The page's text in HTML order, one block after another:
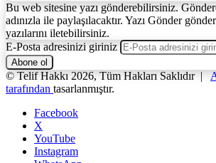
Bu web sitesine yazı gönderebilirsiniz.
adınızla ile paylaşılacaktır. Yazı Gönder
yazılarını iletebilirsiniz.
E-Posta adresinizi giriniz
© Telif Hakkı 2026, Tüm Hakları Saklıdır |
tarafından tasarlanmıştır.
Facebook
X
YouTube
Instagram